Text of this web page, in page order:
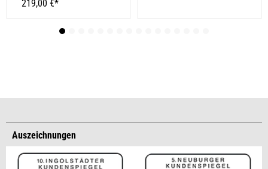
219,00 €*
Auszeichnungen